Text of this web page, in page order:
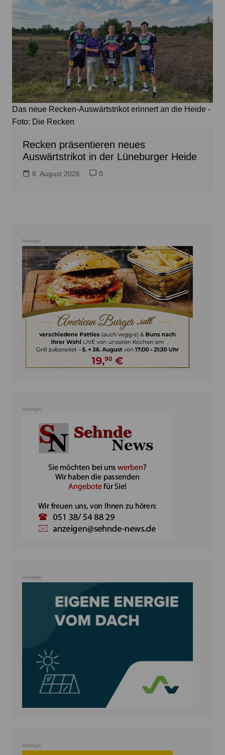
Das neue Recken-Auswärtstrikot erinnert an die Heide -
Foto: Die Recken
Recken präsentieren neues
Auswärtstrikot in der Lüneburger Heide
8. August 2026 0
Anzeige
Anzeige
Anzeige
Anzeige